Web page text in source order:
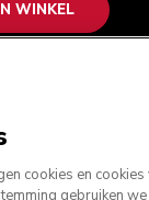
WINKEL
cookies en
gebruiken